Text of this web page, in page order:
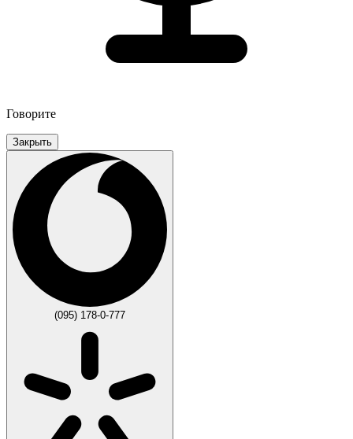
Говорите
Закрыть
(095) 178-0-777